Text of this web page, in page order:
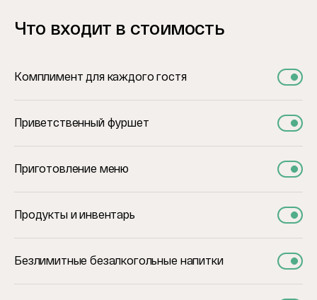
Что входит в стоимость
Комплимент для каждого гостя
Приветственный фуршет
Приготовление меню
Продукты и инвентарь
Безлимитные безалкогольные напитки